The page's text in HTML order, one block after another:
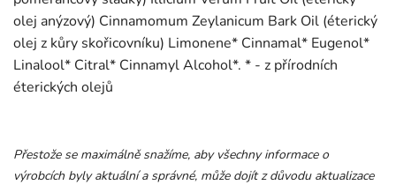
olej anýzový) Cinnamomum Zeylanicum Bark Oil (éterický
olej z kůry skořicovníku) Limonene* Cinnamal* Eugenol*
Linalool* Citral* Cinnamyl Alcohol*. * - z přírodních
éterických olejů
Přestože se maximálně snažíme, aby všechny informace o
výrobcích byly aktuální a správné, může dojít z důvodu aktualizace